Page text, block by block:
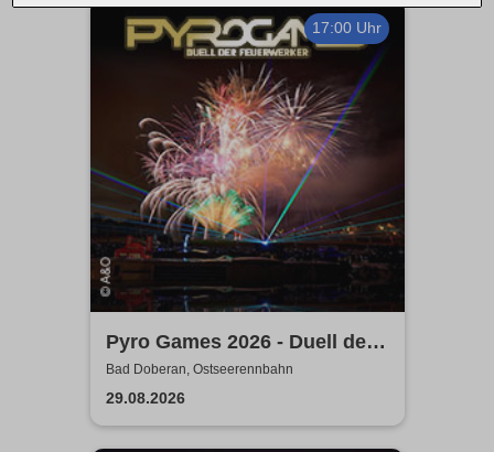
17:00 Uhr
Pyro Games 2026 - Duell der
Feuerwerker
Bad Doberan, Ostseerennbahn
29.08.2026